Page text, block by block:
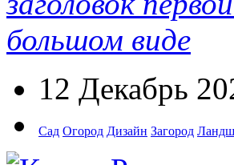
большом виде
12 Декабрь
Сад Огород Дизайн Загород